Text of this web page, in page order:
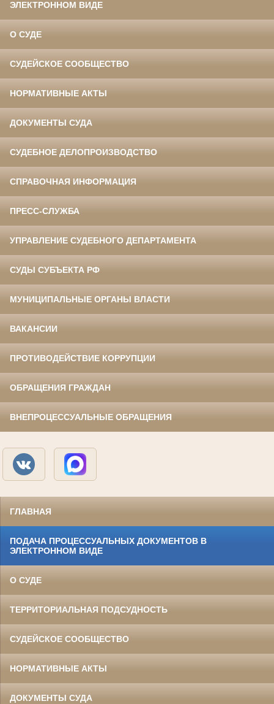
ЭЛЕКТРОННОМ ВИДЕ
О СУДЕ
СУДЕЙСКОЕ СООБЩЕСТВО
НОРМАТИВНЫЕ АКТЫ
ДОКУМЕНТЫ СУДА
СУДЕБНОЕ ДЕЛОПРОИЗВОДСТВО
СПРАВОЧНАЯ ИНФОРМАЦИЯ
ПРЕСС-СЛУЖБА
УПРАВЛЕНИЕ СУДЕБНОГО ДЕПАРТАМЕНТА
СУДЫ СУБЪЕКТА РФ
МУНИЦИПАЛЬНЫЕ ОРГАНЫ ВЛАСТИ
ВАКАНСИИ
ПРОТИВОДЕЙСТВИЕ КОРРУПЦИИ
ОБРАЩЕНИЯ ГРАЖДАН
ВНЕПРОЦЕССУАЛЬНЫЕ ОБРАЩЕНИЯ
ГЛАВНАЯ
ПОДАЧА ПРОЦЕССУАЛЬНЫХ ДОКУМЕНТОВ В
ЭЛЕКТРОННОМ ВИДЕ
О СУДЕ
ТЕРРИТОРИАЛЬНАЯ ПОДСУДНОСТЬ
СУДЕЙСКОЕ СООБЩЕСТВО
НОРМАТИВНЫЕ АКТЫ
ДОКУМЕНТЫ СУДА